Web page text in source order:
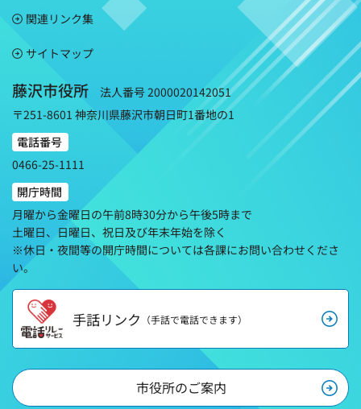
関連リンク集
サイトマップ
藤沢市役所
法人番号 2000020142051
〒251-8601 神奈川県藤沢市朝日町1番地の1
電話番号
0466-25-1111
開庁時間
月曜から金曜日の午前8時30分から午後5時まで
土曜日、日曜日、祝日及び年末年始を除く
※休日・夜間等の開庁時間については各課にお問い合わせくださ
い。
手話リンク （手話で電話できます）
市役所のご案内